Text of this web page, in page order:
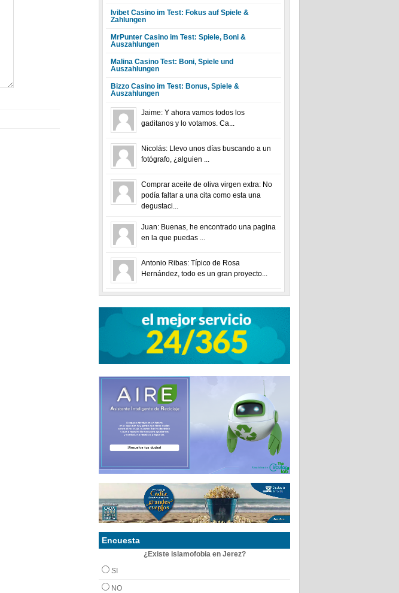
Ivibet Casino im Test: Fokus auf Spiele &
Zahlungen
MrPunter Casino im Test: Spiele, Boni &
Auszahlungen
Malina Casino Test: Boni, Spiele und
Auszahlungen
Bizzo Casino im Test: Bonus, Spiele &
Auszahlungen
Jaime: Y ahora vamos todos los
gaditanos y lo votamos. Ca...
Nicolás: Llevo unos días buscando a un
fotógrafo, ¿alguien ...
Comprar aceite de oliva virgen extra: No
podía faltar a una cita como esta una
degustaci...
Juan: Buenas, he encontrado una pagina
en la que puedas ...
Antonio Ribas: Típico de Rosa
Hernández, todo es un gran proyecto...
Encuesta
¿Existe islamofobia en Jerez?
SI
NO